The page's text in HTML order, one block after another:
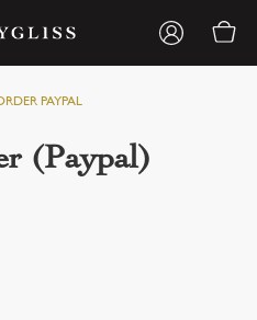
PAYPAL
(Paypal)